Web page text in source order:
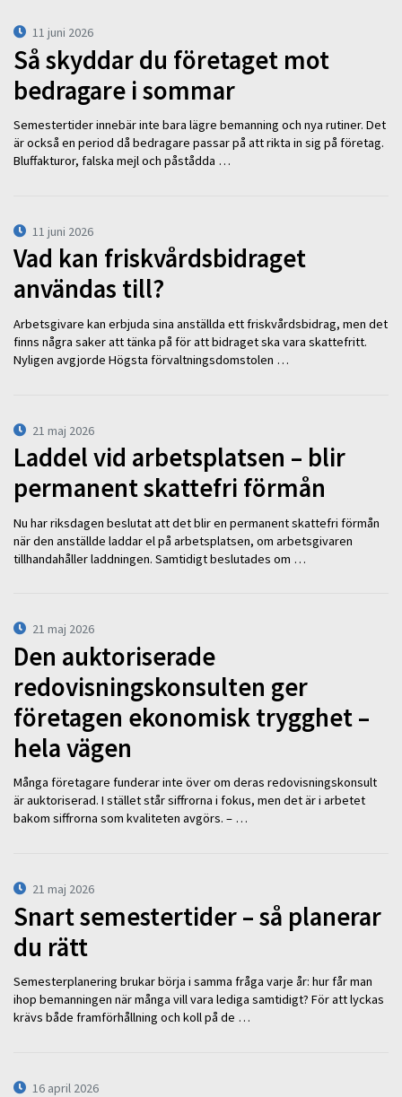
11 juni 2026
Så skyddar du företaget mot
bedragare i sommar
Semestertider innebär inte bara lägre bemanning och nya rutiner. Det
är också en period då bedragare passar på att rikta in sig på företag.
Bluffakturor, falska mejl och påstådda …
11 juni 2026
Vad kan friskvårdsbidraget
användas till?
Arbetsgivare kan erbjuda sina anställda ett friskvårdsbidrag, men det
finns några saker att tänka på för att bidraget ska vara skattefritt.
Nyligen avgjorde Högsta förvaltningsdomstolen …
21 maj 2026
Laddel vid arbetsplatsen – blir
permanent skattefri förmån
Nu har riksdagen beslutat att det blir en permanent skattefri förmån
när den anställde laddar el på arbetsplatsen, om arbetsgivaren
tillhandahåller laddningen. Samtidigt beslutades om …
21 maj 2026
Den auktoriserade
redovisningskonsulten ger
företagen ekonomisk trygghet –
hela vägen
Många företagare funderar inte över om deras redovisningskonsult
är auktoriserad. I stället står siffrorna i fokus, men det är i arbetet
bakom siffrorna som kvaliteten avgörs. – …
21 maj 2026
Snart semestertider – så planerar
du rätt
Semesterplanering brukar börja i samma fråga varje år: hur får man
ihop bemanningen när många vill vara lediga samtidigt? För att lyckas
krävs både framförhållning och koll på de …
16 april 2026